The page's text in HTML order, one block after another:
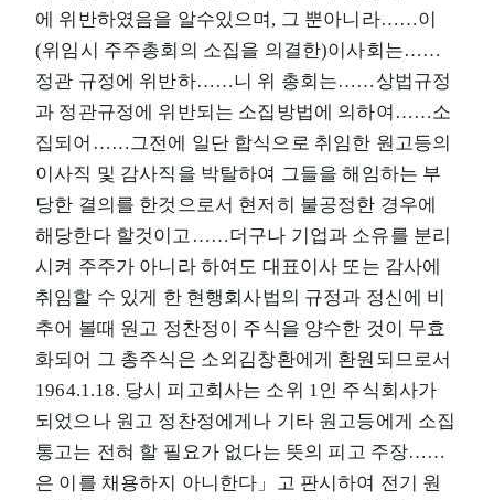
에 위반하였음을 알수있으며, 그 뿐아니라……이
(위임시 주주총회의 소집을 의결한)이사회는……
정관 규정에 위반하……니 위 총회는……상법규정
과 정관규정에 위반되는 소집방법에 의하여……소
집되어……그전에 일단 합식으로 취임한 원고등의
이사직 및 감사직을 박탈하여 그들을 해임하는 부
당한 결의를 한것으로서 현저히 불공정한 경우에
해당한다 할것이고……더구나 기업과 소유를 분리
시켜 주주가 아니라 하여도 대표이사 또는 감사에
취임할 수 있게 한 현행회사법의 규정과 정신에 비
추어 볼때 원고 정찬정이 주식을 양수한 것이 무효
화되어 그 총주식은 소외김창환에게 환원되므로서
1964.1.18. 당시 피고회사는 소위 1인 주식회사가
되었으나 원고 정찬정에게나 기타 원고등에게 소집
통고는 전혀 할 필요가 없다는 뜻의 피고 주장……
은 이를 채용하지 아니한다」고 판시하여 전기 원